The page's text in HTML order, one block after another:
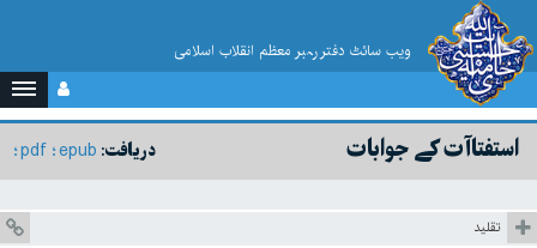
ویب سائٹ دفتر رہبر معظم انقلاب اسلامی
دریافت: epub
pdf استفتاآت کے جوابات
تقلید